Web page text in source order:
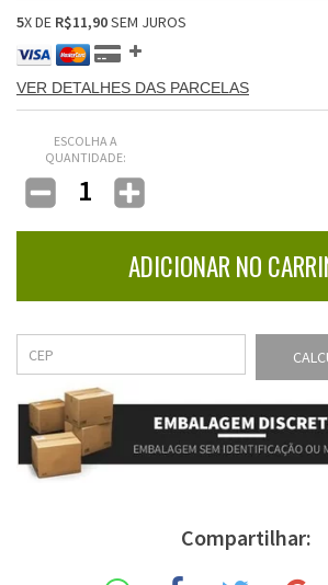
5X DE R$11,90SEM JUROS
VER DETALHES DAS PARCELAS
ESCOLHA A
QUANTIDADE:
Compartilhar: